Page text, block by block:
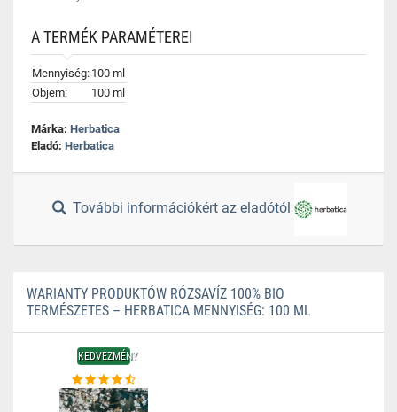
A TERMÉK PARAMÉTEREI
Mennyiség: 100 ml
Objem:
100 ml
Márka: Herbatica
Eladó: Herbatica
További információkért az eladótól
WARIANTY PRODUKTÓW RÓZSAVÍZ 100% BIO
TERMÉSZETES – HERBATICA MENNYISÉG: 100 ML
KEDVEZMÉNY